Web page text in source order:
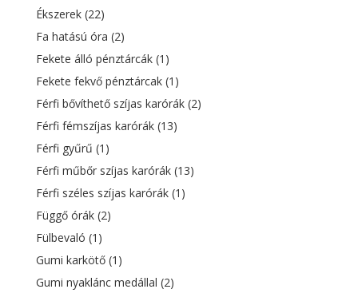
Ékszerek (22)
Fa hatású óra (2)
Fekete álló pénztárcák (1)
Fekete fekvő pénztárcak (1)
Férfi bővíthető szíjas karórák (2)
Férfi fémszíjas karórák (13)
Férfi gyűrű (1)
Férfi műbőr szíjas karórák (13)
Férfi széles szíjas karórák (1)
Függő órák (2)
Fülbevaló (1)
Gumi karkötő (1)
Gumi nyaklánc medállal (2)